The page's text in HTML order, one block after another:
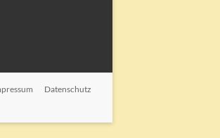
Datenschutz